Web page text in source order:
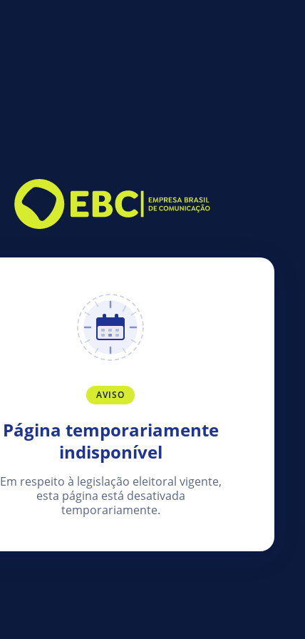
AVISO
Página temporariamente
indisponível
Em respeito à legislação eleitoral vigente,
esta página está desativada
temporariamente.